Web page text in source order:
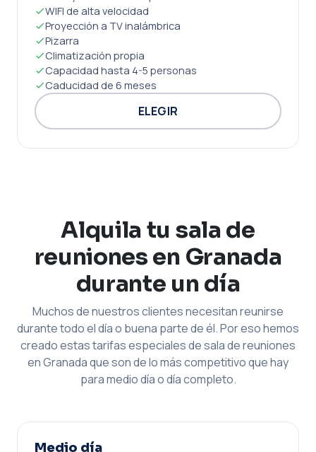
WIFI de alta velocidad
Proyección a TV inalámbrica
Pizarra
Climatización propia
Capacidad hasta 4-5 personas
Caducidad de 6 meses
ELEGIR
Alquila tu sala de
reuniones en Granada
durante un día
Muchos de nuestros clientes necesitan reunirse
durante todo el día o buena parte de él. Por eso hemos
creado estas tarifas especiales de sala de reuniones
en Granada que son de lo más competitivo que hay
para medio día o día completo.
Medio día